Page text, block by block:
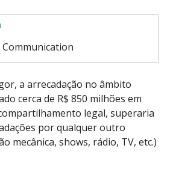
Communication
a arrecadação no âmbito
cerca de R$ 850 milhões em
legal, superaria
por qualquer outro
mecânica, shows, rádio, TV, etc.)